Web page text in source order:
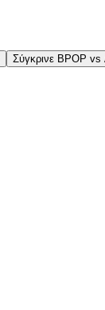
Σύγκρινε BPOP vs